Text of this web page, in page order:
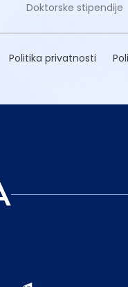
Doktorske stipendije
Politika privatnosti